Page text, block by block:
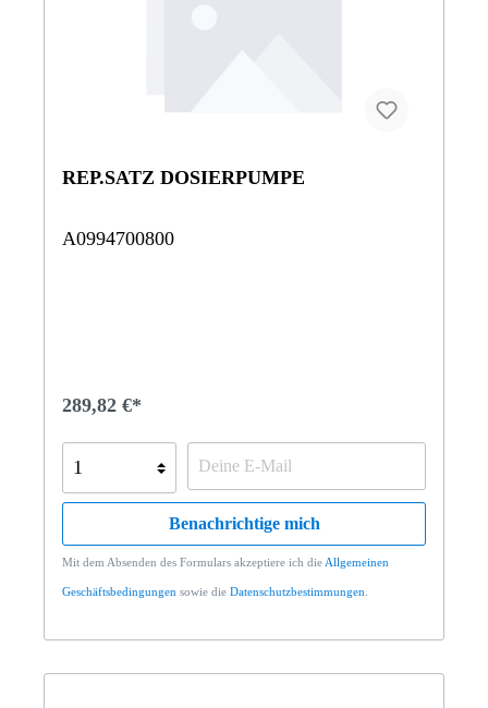
REP.SATZ DOSIERPUMPE
A0994700800
289,82 €*
Benachrichtige mich
Mit dem Absenden des Formulars akzeptiere ich die Allgemeinen
Geschäftsbedingungen sowie die Datenschutzbestimmungen